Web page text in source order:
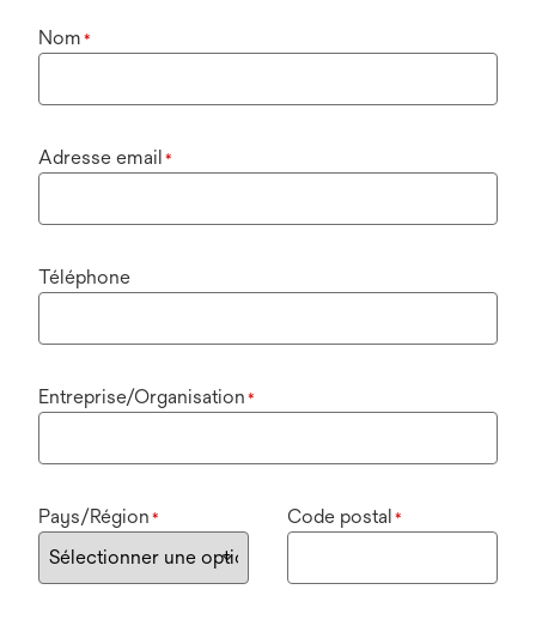
Nom *
Adresse email *
Téléphone
Entreprise/Organisation *
Pays/Région * Code postal *